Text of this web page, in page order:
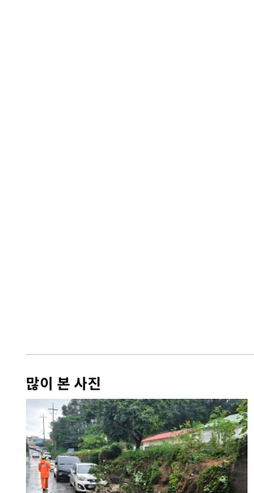
많이 본 사진